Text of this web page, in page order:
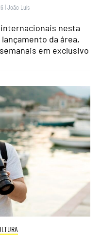
|João Luís
nesta
da área,
em exclusivo